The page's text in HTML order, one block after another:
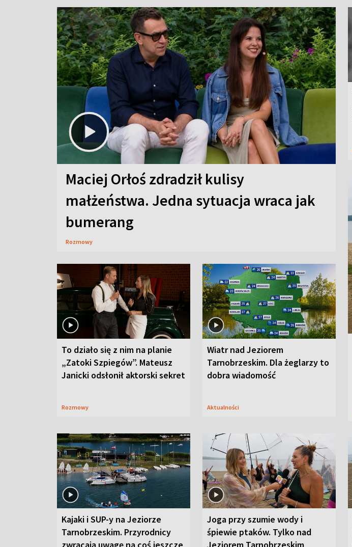
Maciej Orłoś zdradził kulisy
małżeństwa. Jedna sytuacja wraca jak
bumerang
Rozmowy
To działo się z nim na planie
„Zatoki Szpiegów”. Mateusz
Janicki odsłonił aktorski sekret
Rozmowy
Wiatr nad Jeziorem
Tarnobrzeskim. Dla żeglarzy to
dobra wiadomość
Aktualności
Kajaki i SUP-y na Jeziorze
Tarnobrzeskim. Przyrodnicy
Joga przy szumie wody i
śpiewie ptaków. Tylko nad